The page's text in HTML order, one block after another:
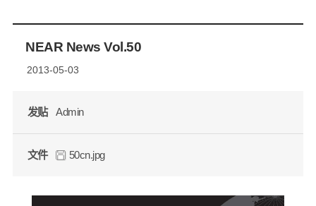
NEAR News Vol.50
2013-05-03
发贴 Admin
文件 50cn.jpg